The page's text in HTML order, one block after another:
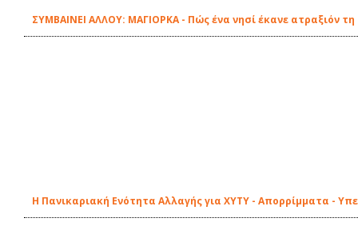
ΣΥΜΒΑΙΝΕΙ ΑΛΛΟΥ: ΜΑΓΙΟΡΚΑ - Πώς ένα νησί έκανε ατραξιόν
Η Πανικαριακή Ενότητα Αλλαγής για ΧΥΤΥ - Απορρίμματα -